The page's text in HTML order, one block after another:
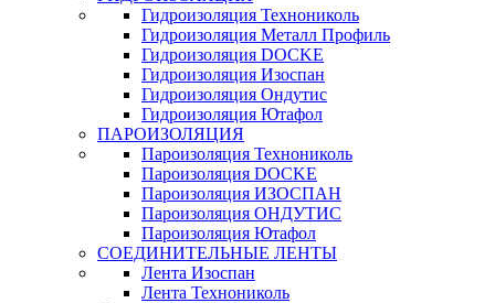
Гидроизоляция Технониколь
Гидроизоляция Металл Профиль
Гидроизоляция DOCKE
Гидроизоляция Изоспан
Гидроизоляция Ондутис
Гидроизоляция Ютафол
ПАРОИЗОЛЯЦИЯ
Пароизоляция Технониколь
Пароизоляция DOCKE
Пароизоляция ИЗОСПАН
Пароизоляция ОНДУТИС
Пароизоляция Ютафол
СОЕДИНИТЕЛЬНЫЕ ЛЕНТЫ
Лента Изоспан
Лента Технониколь